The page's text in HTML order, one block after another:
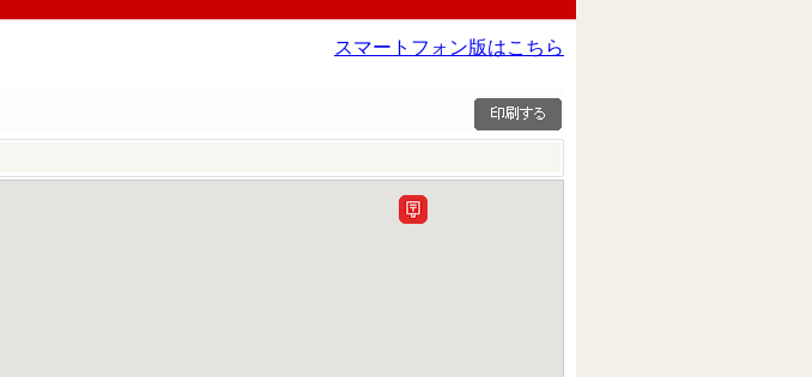
スマートフォン版はこちら